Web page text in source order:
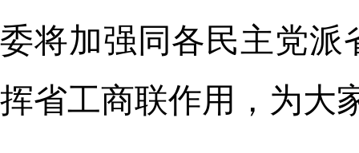
委将加强同各民主党派
挥省工商联作用，为大